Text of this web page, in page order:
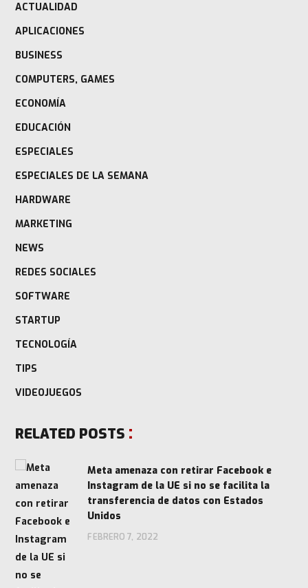
ACTUALIDAD
APLICACIONES
BUSINESS
COMPUTERS, GAMES
ECONOMÍA
EDUCACIÓN
ESPECIALES
ESPECIALES DE LA SEMANA
HARDWARE
MARKETING
NEWS
REDES SOCIALES
SOFTWARE
STARTUP
TECNOLOGÍA
TIPS
VIDEOJUEGOS
RELATED POSTS
Meta amenaza con retirar Facebook e
Instagram de la UE si no se facilita la
transferencia de datos con Estados
Unidos
FEBRERO 7, 2022